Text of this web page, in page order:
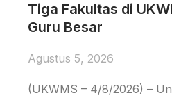
Tiga Fakultas di
Guru Besar
Agustus 5, 2026
(UKWMS – 4/8/2026) –